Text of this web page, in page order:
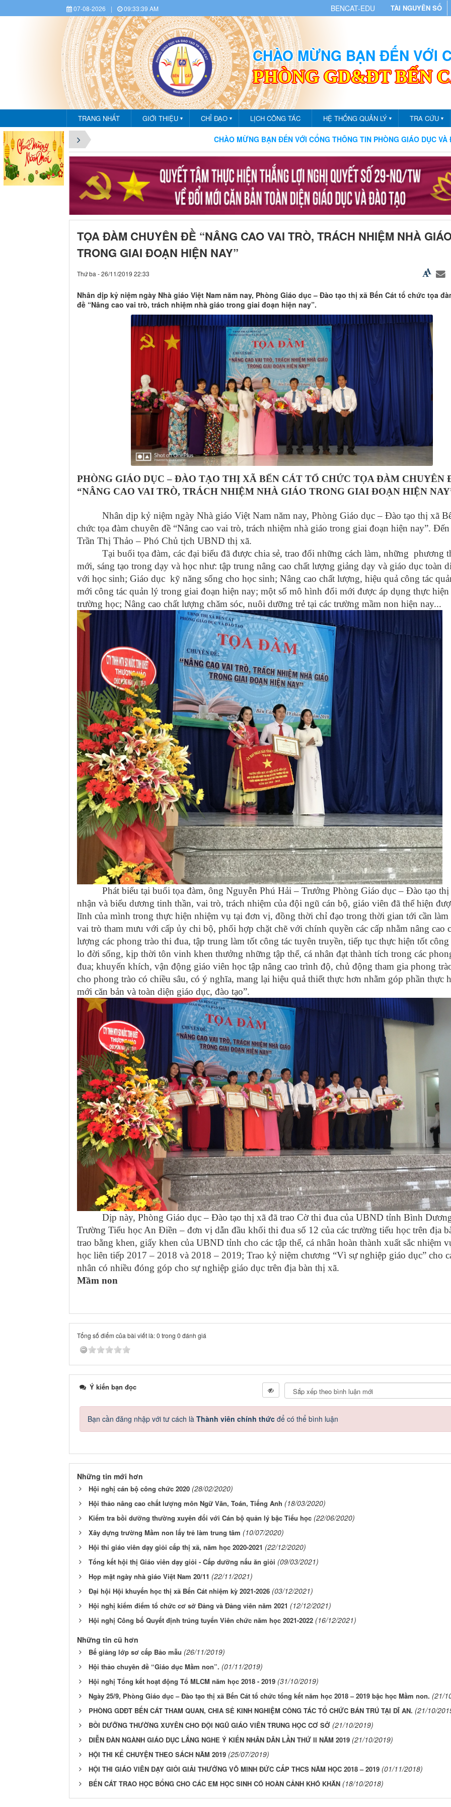
07-08-2026 | 09:33:40 AM BENCAT-EDU TÀI NGUYÊN SỐ
CHÀO MỪNG BẠN ĐẾN VỚI
PHÒNG GD&ĐT BẾN
TRANG NHẤT GIỚI THIỆU ▼ CHỈ ĐẠO ▼ LỊCH CÔNG TÁC HỆ THỐNG QUẢN LÝ ▼ TRA CỨU ▼
CHÀO MỪNG BẠN ĐẾN VỚI CỔNG THÔNG TIN PHÒNG GIÁO DỤC VÀ ĐÀO TẠO
TỌA ĐÀM CHUYÊN ĐỀ “NÂNG CAO VAI TRÒ, TRÁCH NHIỆM NHÀ
TRONG GIAI ĐOẠN HIỆN NAY”
Thứ ba - 26/11/2019 22:33
Nhân dịp kỷ niệm ngày Nhà giáo Việt Nam năm nay, Phòng Giáo dục – Đào tạo thị xã Bến Cát tổ chức tọa
đề “Nâng cao vai trò, trách nhiệm nhà giáo trong giai đoạn hiện nay”.
PHÒNG GIÁO DỤC – ĐÀO TẠO THỊ XÃ BẾN CÁT TỔ CHỨC TỌA ĐÀM CHUYÊN
“NÂNG CAO VAI TRÒ, TRÁCH NHIỆM NHÀ GIÁO TRONG GIAI ĐOẠN HIỆN
Nhân dịp kỷ niệm ngày Nhà giáo Việt Nam năm nay, Phòng Giáo dục – Đào tạo thị xã
chức tọa đàm chuyên đề “Nâng cao vai trò, trách nhiệm nhà giáo trong giai đoạn hiện nay”.
Trần Thị Thảo – Phó Chủ tịch UBND thị xã.
Tại buổi tọa đàm, các đại biểu đã được chia sẻ, trao đổi những cách làm, những phương
mới, sáng tạo trong dạy và học như: tập trung nâng cao chất lượng giảng dạy và giáo dục toàn
với học sinh; Giáo dục kỹ năng sống cho học sinh; Nâng cao chất lượng, hiệu quả công tác
mới công tác quản lý trong giai đoạn hiện nay; một số mô hình đổi mới được áp dụng thực hiện
trường học; Nâng cao chất lượng chăm sóc, nuôi dưỡng trẻ tại các trường mầm non hiện nay...
Phát biểu tại buổi tọa đàm, ông Nguyễn Phú Hải – Trưởng Phòng Giáo dục – Đào tạo thị
nhận và biểu dương tinh thần, vai trò, trách nhiệm của đội ngũ cán bộ, giáo viên đã thể hiện
lĩnh của mình trong thực hiện nhiệm vụ tại đơn vị, đồng thời chỉ đạo trong thời gian tới cần làm
vai trò tham mưu với cấp ủy chi bộ, phối hợp chặt chẽ với chính quyền các cấp nhằm nâng cao
lượng các phong trào thi đua, tập trung làm tốt công tác tuyên truyền, tiếp tục thực hiện tốt công
lo đời sống, kịp thời tôn vinh khen thưởng những tập thể, cá nhân đạt thành tích trong các
đua; khuyến khích, vận động giáo viên học tập nâng cao trình độ, chủ động tham gia phong
cho phong trào có chiều sâu, có ý nghĩa, mang lại hiệu quả thiết thực hơn nhằm góp phần thực
mới căn bản và toàn diện giáo dục, đào tạo”.
Dịp này, Phòng Giáo dục – Đào tạo thị xã đã trao Cờ thi đua của UBND tỉnh Bình
Trường Tiểu học An Điền – đơn vị dẫn đầu khối thi đua số 12 của các trường tiểu học trên địa
trao bằng khen, giấy khen của UBND tỉnh cho các tập thể, cá nhân hoàn thành xuất sắc nhiệm
học liên tiếp 2017 – 2018 và 2018 – 2019; Trao kỷ niệm chương “Vì sự nghiệp giáo dục” cho
nhân có nhiều đóng góp cho sự nghiệp giáo dục trên địa bàn thị xã.
Mầm non
Tổng số điểm của bài viết là: 0 trong 0 đánh giá
Ý kiến bạn đọc
Bạn cần đăng nhập với tư cách là Thành viên chính thức để có thể bình luận
Những tin mới hơn
Hội nghị cán bộ công chức 2020 (28/02/2020)
Hội thảo nâng cao chất lượng môn Ngữ Văn, Toán, Tiếng Anh (18/03/2020)
Kiểm tra bồi dưỡng thường xuyên đối với Cán bộ quản lý bậc Tiểu học (22/06/2020)
Xây dựng trường Mầm non lấy trẻ làm trung tâm (10/07/2020)
Hội thi giáo viên dạy giỏi cấp thị xã, năm học 2020-2021 (22/12/2020)
Tổng kết hội thị Giáo viên dạy giỏi - Cấp dưỡng nấu ăn giỏi (09/03/2021)
Họp mặt ngày nhà giáo Việt Nam 20/11 (22/11/2021)
Đại hội Hội khuyến học thị xã Bến Cát nhiệm kỳ 2021-2026 (03/12/2021)
Hội nghị kiểm điểm tổ chức cơ sở Đảng và Đảng viên năm 2021 (12/12/2021)
Hội nghị Công bố Quyết định trúng tuyển Viên chức năm học 2021-2022 (16/12/2021)
Những tin cũ hơn
Bế giảng lớp sơ cấp Bảo mẫu (26/11/2019)
Hội thảo chuyên đề “Giáo dục Mầm non”. (01/11/2019)
Hội nghị Tổng kết hoạt động Tổ MLCM năm học 2018 - 2019 (31/10/2019)
Ngày 25/9, Phòng Giáo dục – Đào tạo thị xã Bến Cát tổ chức tổng kết năm học 2018 – 2019 bậc học Mầm non. (21/
PHÒNG GDĐT BẾN CÁT THAM QUAN, CHIA SẺ KINH NGHIỆM CÔNG TÁC TỔ CHỨC BÁN TRÚ TẠI DĨ AN. (21/10/
BỒI DƯỠNG THƯỜNG XUYÊN CHO ĐỘI NGŨ GIÁO VIÊN TRUNG HỌC CƠ SỞ (21/10/2019)
DIỄN ĐÀN NGÀNH GIÁO DỤC LẮNG NGHE Ý KIẾN NHÂN DÂN LẦN THỨ II NĂM 2019 (21/10/2019)
HỘI THI KỂ CHUYỆN THEO SÁCH NĂM 2019 (25/07/2019)
HỘI THI GIÁO VIÊN DẠY GIỎI GIẢI THƯỞNG VÕ MINH ĐỨC CẤP THCS NĂM HỌC 2018 – 2019 (01/11/2018)
BẾN CÁT TRAO HỌC BỔNG CHO CÁC EM HỌC SINH CÓ HOÀN CẢNH KHÓ KHĂN (18/10/2018)